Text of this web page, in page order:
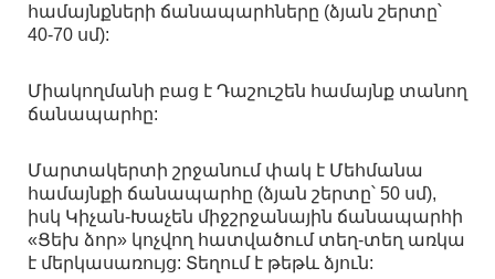
համայնքների ճանապարհները (ձյան շերտը՝
40-70 սմ):
Միակողմանի բաց է Դաշուշեն համայնք տանող
ճանապարհը:
Մարտակերտի շրջանում փակ է Մեհմանա
համայնքի ճանապարհը (ձյան շերտը՝ 50 սմ),
իսկ Կիչան-Խաչեն միջշրջանային ճանապարհի
«Ցեխ ձոր» կոչվող հատվածում տեղ-տեղ առկա
է մերկասառույց: Տեղում է թեթև ձյուն: